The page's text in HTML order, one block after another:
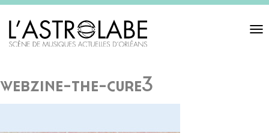
Toggle
webzine-the-cure3